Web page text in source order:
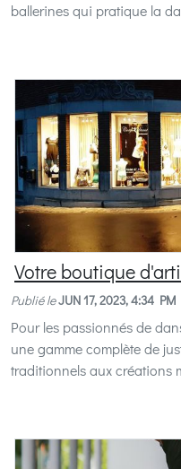
ballerines qui pratique la
Votre boutique
Publié leJUN 17, 2023, 4:34 PM
Pour les passionnés de
une gamme complète de
traditionnels aux créations